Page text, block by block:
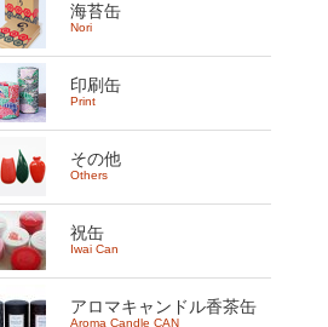
海苔缶
Nori
印刷缶
Print
その他
Others
祝缶
Iwai Can
アロマキャンドル香茶缶
Aroma Candle CAN